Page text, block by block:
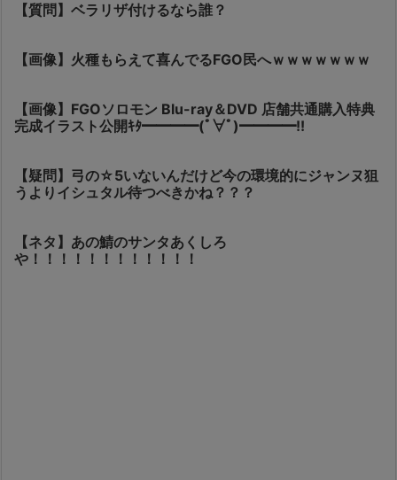
【質問】ベラリザ付けるなら誰？
【画像】火種もらえて喜んでるFGO民へｗｗｗｗｗｗｗ
【画像】FGOソロモン Blu-ray＆DVD 店舗共通購入特典
完成イラスト公開ｷﾀ━━━━(ﾟ∀ﾟ)━━━━!!
【疑問】弓の☆5いないんだけど今の環境的にジャンヌ狙
うよりイシュタル待つべきかね？？？
【ネタ】あの鯖のサンタあくしろ
や！！！！！！！！！！！！